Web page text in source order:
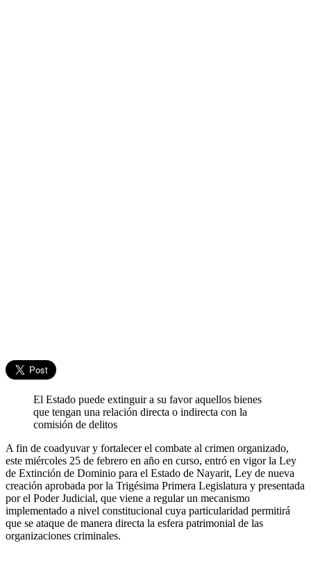
El Estado puede extinguir a su favor aquellos bienes
que tengan una relación directa o indirecta con la
comisión de delitos
A fin de coadyuvar y fortalecer el combate al crimen organizado,
este miércoles 25 de febrero en año en curso, entró en vigor la Ley
de Extinción de Dominio para el Estado de Nayarit, Ley de nueva
creación aprobada por la Trigésima Primera Legislatura y presentada
por el Poder Judicial, que viene a regular un mecanismo
implementado a nivel constitucional cuya particularidad permitirá
que se ataque de manera directa la esfera patrimonial de las
organizaciones criminales.